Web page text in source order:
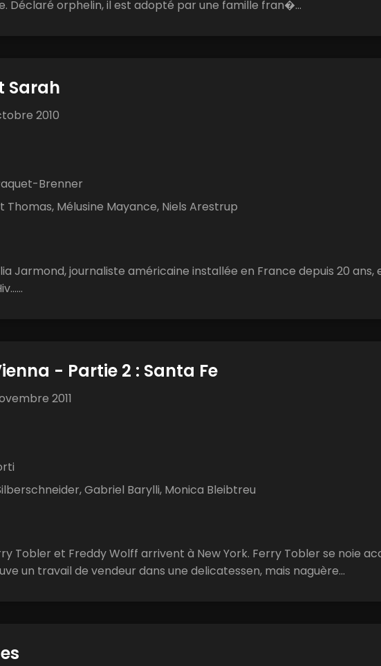
Déclaré orphelin, il est adopté par une famille fran�...
Sarah
2010
Brenner
Thomas, Mélusine Mayance, Niels Arestrup
Jarmond, journaliste américaine installée en France depuis 20 ans,
- Partie 2 : Santa Fe
2011
Gabriel Barylli, Monica Bleibtreu
Tobler et Freddy Wolff arrivent à New York. Ferry Tobler se noie
un travail de vendeur dans une delicatessen, mais naguère...